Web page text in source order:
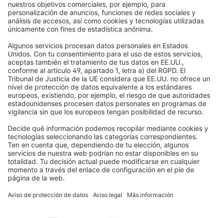
Montaje con tornillos:
En esta variante, colocas la protección contra miradas en el
Venecianas
Motores para persianas
Mosquiteras
Toldos
Casa inteligente
Electrónica y radio
Newsletter
Plazos de entrega y envío
Condiciones de los cupones
Instrucciones de seguridad
Registros
Información obligatoria para consumidores
Lo que dicen nuestros clientes
Compra con total seguridad
Formas de pago
Socios de envío
Aviso legal
Términos y Condiciones de Uso
Privacidad y protección de datos
Información sobre la eliminación de pilas y equipos electrónicos